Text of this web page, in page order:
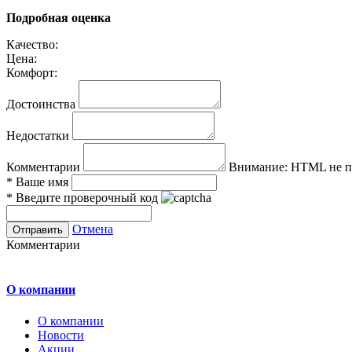
Подробная оценка
Качество:
Цена:
Комфорт:
Достоинства
Недостатки
Комментарии Внимание: HTML не
* Ваше имя
* Введите проверочный код
Отмена
Комментарии
О компании
О компании
Новости
Акции